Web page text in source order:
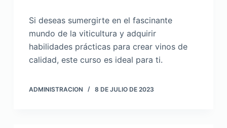
Si deseas sumergirte en el fascinante
mundo de la viticultura y adquirir
habilidades prácticas para crear vinos de
calidad, este curso es ideal para ti.
ADMINISTRACION 8 DE JULIO DE 2023